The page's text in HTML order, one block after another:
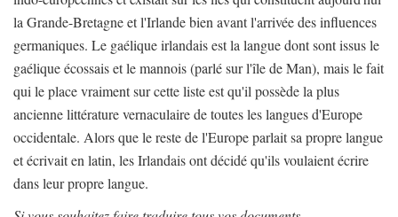
la Grande-Bretagne et l'Irlande bien avant l'arrivée des influences
germaniques. Le gaélique irlandais est la langue dont sont issus le
gaélique écossais et le mannois (parlé sur l'île de Man), mais le fait
qui le place vraiment sur cette liste est qu'il possède la plus
ancienne littérature vernaculaire de toutes les langues d'Europe
occidentale. Alors que le reste de l'Europe parlait sa propre langue
et écrivait en latin, les Irlandais ont décidé qu'ils voulaient écrire
dans leur propre langue.